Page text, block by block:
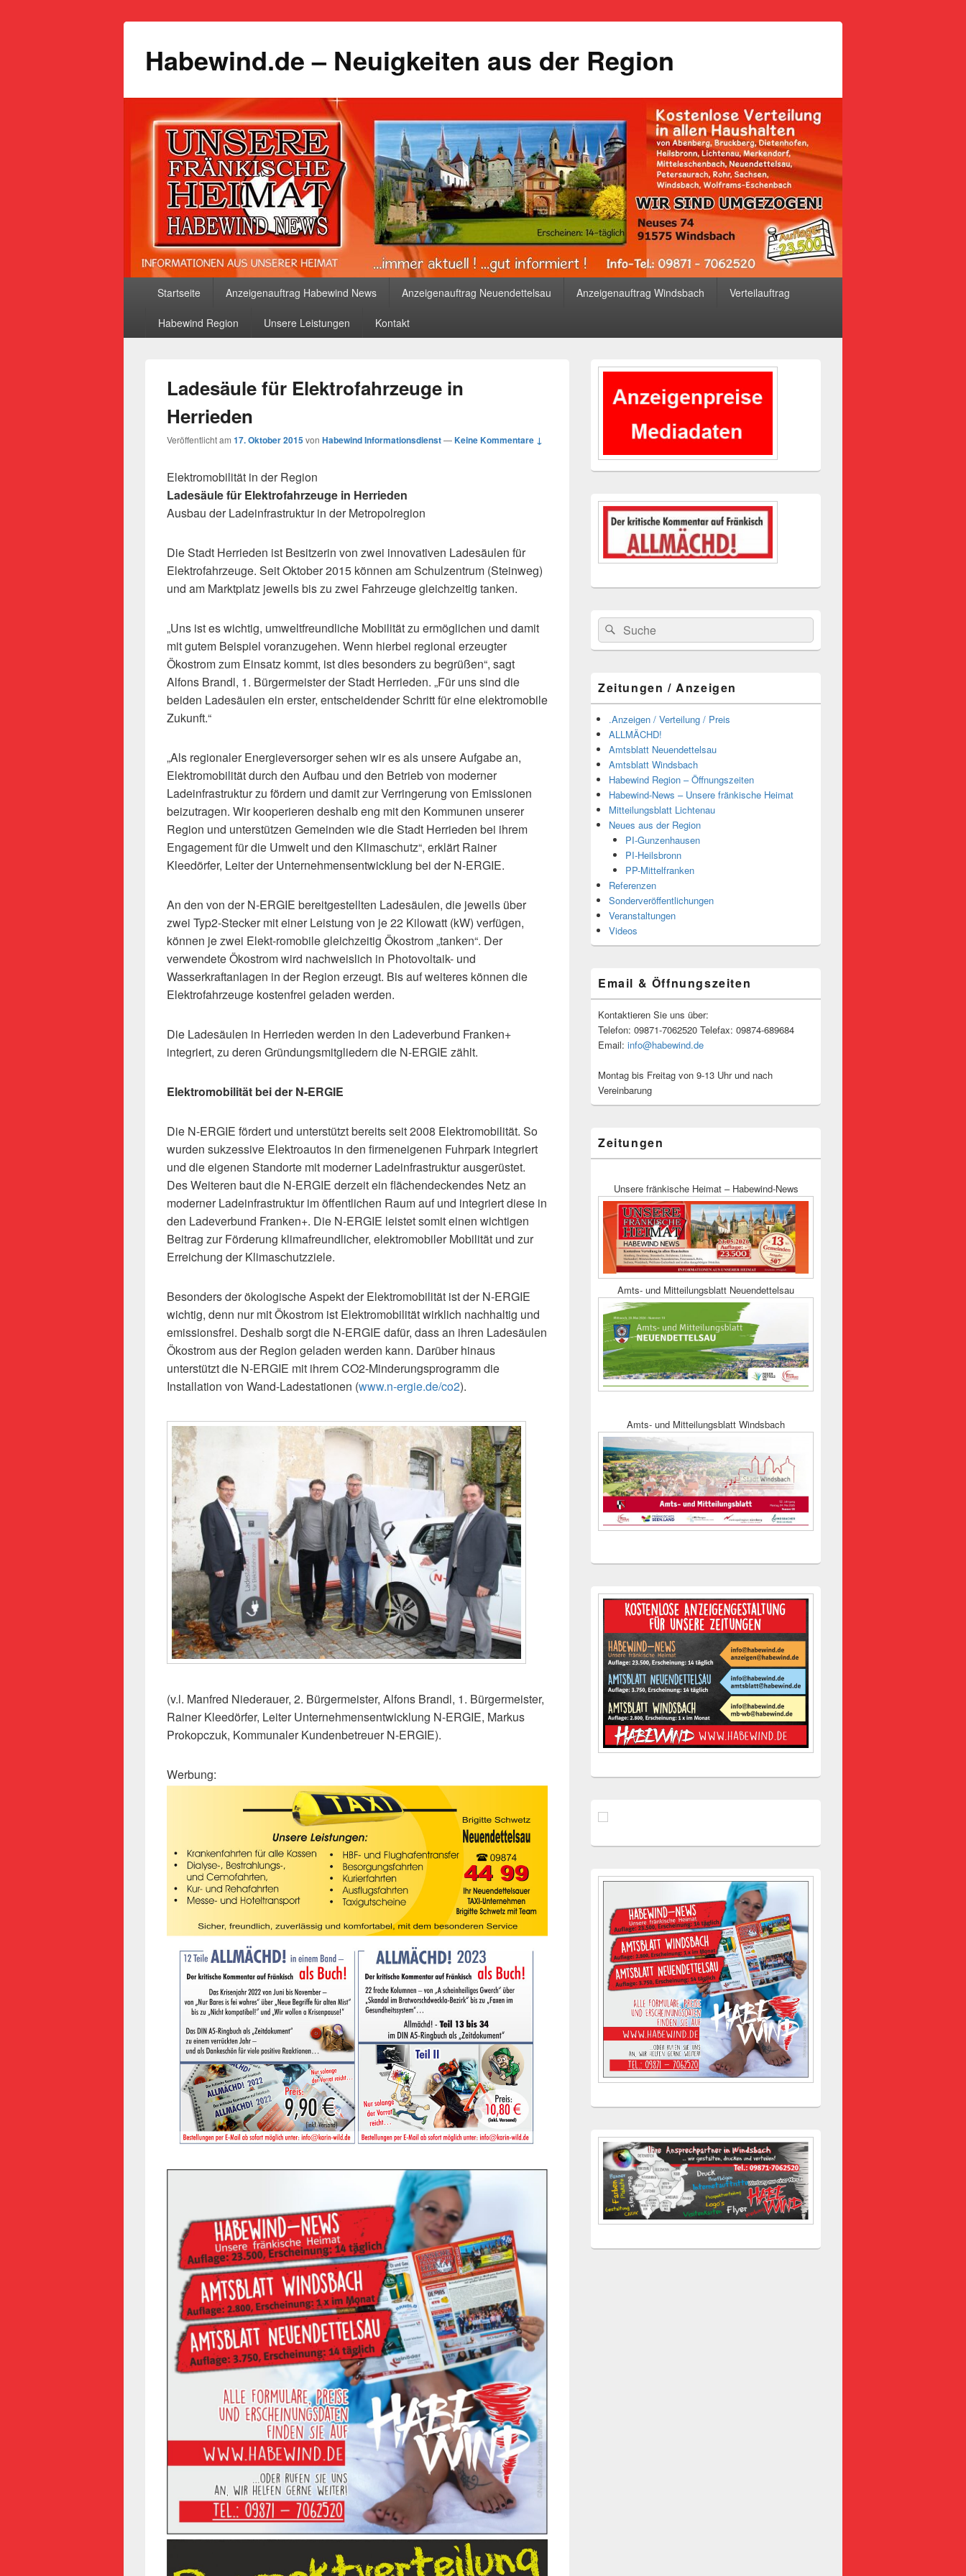
Habewind.de – Neuigkeiten aus der Region
Startseite Anzeigenauftrag Habewind News Anzeigenauftrag Neuendettelsau Anzeigenauftrag Windsbach Verteilauftrag
Habewind Region Unsere Leistungen Kontakt
Ladesäule für Elektrofahrzeuge in
Herrieden
Veröffentlicht am 17. Oktober 2015von Habewind Informationsdienst—Keine Kommentare ↓
Elektromobilität in der Region
Ladesäule für Elektrofahrzeuge in Herrieden
Ausbau der Ladeinfrastruktur in der Metropolregion
Die Stadt Herrieden ist Besitzerin von zwei innovativen Ladesäulen für
Elektrofahrzeuge. Seit Oktober 2015 können am Schulzentrum (Steinweg)
und am Marktplatz jeweils bis zu zwei Fahrzeuge gleichzeitig tanken.
„Uns ist es wichtig, umweltfreundliche Mobilität zu ermöglichen und damit
mit gutem Beispiel voranzugehen. Wenn hierbei regional erzeugter
Ökostrom zum Einsatz kommt, ist dies besonders zu begrüßen“, sagt
Alfons Brandl, 1. Bürgermeister der Stadt Herrieden. „Für uns sind die
beiden Ladesäulen ein erster, entscheidender Schritt für eine elektromobile
Zukunft.“
„Als regionaler Energieversorger sehen wir es als unsere Aufgabe an,
Elektromobilität durch den Aufbau und den Betrieb von moderner
Ladeinfrastruktur zu fördern und damit zur Verringerung von Emissionen
beizutragen. Wir kooperieren deshalb eng mit den Kommunen unserer
Region und unterstützen Gemeinden wie die Stadt Herrieden bei ihrem
Engagement für die Umwelt und den Klimaschutz“, erklärt Rainer
Kleedörfer, Leiter der Unternehmensentwicklung bei der N-ERGIE.
An den von der N-ERGIE bereitgestellten Ladesäulen, die jeweils über
zwei Typ2-Stecker mit einer Leistung von je 22 Kilowatt (kW) verfügen,
können je zwei Elekt-romobile gleichzeitig Ökostrom „tanken“. Der
verwendete Ökostrom wird nachweislich in Photovoltaik- und
Wasserkraftanlagen in der Region erzeugt. Bis auf weiteres können die
Elektrofahrzeuge kostenfrei geladen werden.
Die Ladesäulen in Herrieden werden in den Ladeverbund Franken+
integriert, zu deren Gründungsmitgliedern die N-ERGIE zählt.
Elektromobilität bei der N-ERGIE
Die N-ERGIE fördert und unterstützt bereits seit 2008 Elektromobilität. So
wurden sukzessive Elektroautos in den firmeneigenen Fuhrpark integriert
und die eigenen Standorte mit moderner Ladeinfrastruktur ausgerüstet.
Des Weiteren baut die N-ERGIE derzeit ein flächendeckendes Netz an
moderner Ladeinfrastruktur im öffentlichen Raum auf und integriert diese in
den Ladeverbund Franken+. Die N-ERGIE leistet somit einen wichtigen
Beitrag zur Förderung klimafreundlicher, elektromobiler Mobilität und zur
Erreichung der Klimaschutzziele.
Besonders der ökologische Aspekt der Elektromobilität ist der N-ERGIE
wichtig, denn nur mit Ökostrom ist Elektromobilität wirklich nachhaltig und
emissionsfrei. Deshalb sorgt die N-ERGIE dafür, dass an ihren Ladesäulen
Ökostrom aus der Region geladen werden kann. Darüber hinaus
unterstützt die N-ERGIE mit ihrem CO2-Minderungsprogramm die
Installation von Wand-Ladestationen (www.n-ergie.de/co2).
(v.l. Manfred Niederauer, 2. Bürgermeister, Alfons Brandl, 1. Bürgermeister,
Rainer Kleedörfer, Leiter Unternehmensentwicklung N-ERGIE, Markus
Prokopczuk, Kommunaler Kundenbetreuer N-ERGIE).
Werbung:
Primärer
Widgetbereich
Suchen
nach:
Suchen
Zeitungen / Anzeigen
.Anzeigen / Verteilung / Preis
ALLMÄCHD!
Amtsblatt Neuendettelsau
Amtsblatt Windsbach
Habewind Region – Öffnungszeiten
Habewind-News – Unsere fränkische Heimat
Mitteilungsblatt Lichtenau
Neues aus der Region
PI-Gunzenhausen
PI-Heilsbronn
PP-Mittelfranken
Referenzen
Sonderveröffentlichungen
Veranstaltungen
Videos
Email & Öffnungszeiten
Kontaktieren Sie uns über:
Telefon: 09871-7062520 Telefax: 09874-689684
Email: info@habewind.de
Montag bis Freitag von 9-13 Uhr und nach
Vereinbarung
Zeitungen
Unsere fränkische Heimat – Habewind-News
Amts- und Mitteilungsblatt Neuendettelsau
Amts- und Mitteilungsblatt Windsbach